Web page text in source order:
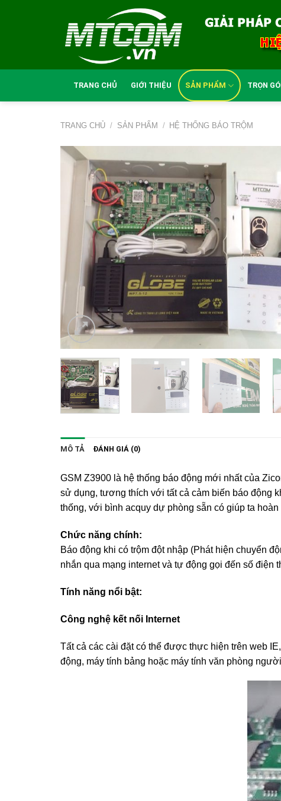
TRANG CHỦ GIỚI THIỆU SẢN PHẨM TRỌN
TRANG CHỦ / SẢN PHẨM / HỆ THỐNG BÁO TRỘM
MÔ TẢ ĐÁNH GIÁ (0)
GSM Z3900 là hệ thống báo động mới nhất của
sử dụng, tương thích với tất cả cảm biến báo động
thống, với bình acquy dự phòng sẵn có giúp ta
Chức năng chính:
Báo động khi có trộm đột nhập (Phát hiện chuyển
nhắn qua mạng internet và tự động gọi đến số điện
Tính năng nổi bật:
Công nghệ kết nối Internet
Tất cả các cài đặt có thể được thực hiện trên web
động, máy tính bảng hoặc máy tính văn phòng